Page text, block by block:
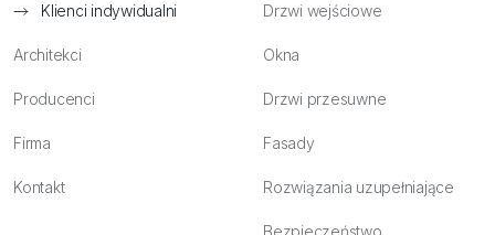
Klienci indywidualni
Architekci
Producenci
Firma
Kontakt
Drzwi wejściowe
Okna
Drzwi przesuwne
Fasady
Rozwiązania uzupełniające